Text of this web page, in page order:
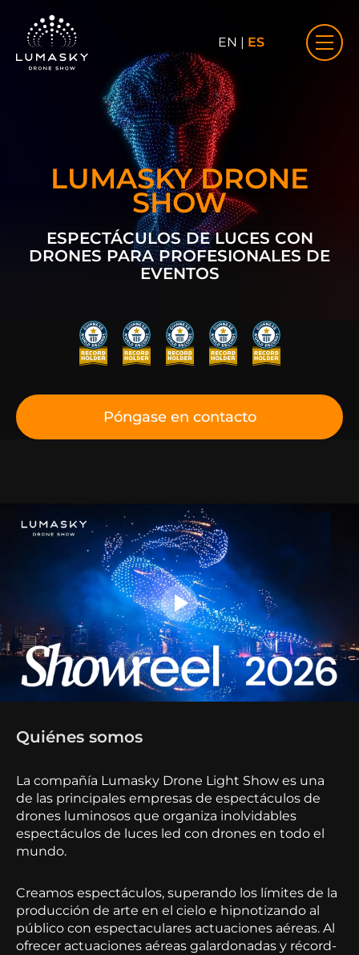
EN | ES
LUMASKY DRONE
SHOW
ESPECTÁCULOS DE LUCES CON
DRONES PARA PROFESIONALES DE
EVENTOS
Póngase en contacto
Quiénes somos
La compañía Lumasky Drone Light Show es una
de las principales empresas de espectáculos de
drones luminosos que organiza inolvidables
espectáculos de luces led con drones en todo el
mundo.
Creamos espectáculos, superando los límites de la
producción de arte en el cielo e hipnotizando al
público con espectaculares actuaciones aéreas. Al
ofrecer actuaciones aéreas galardonadas y récord-